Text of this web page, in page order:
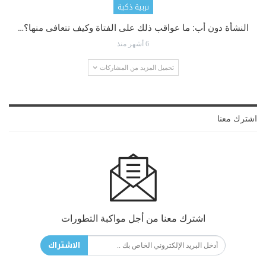
تربية ذكية
النشأة دون أب: ما عواقب ذلك على الفتاة وكيف تتعافى منها؟…
6 أشهر منذ
تحميل المزيد من المشاركات
اشترك معنا
اشترك معنا من أجل مواكبة التطورات
الاشتراك